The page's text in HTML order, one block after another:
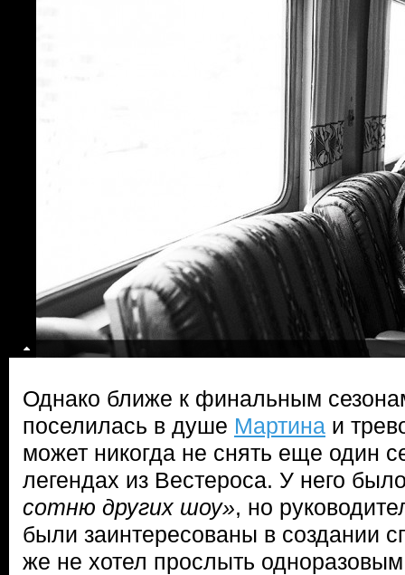
Однако ближе к финальным
поселилась в душе Мартина и
может никогда не снять еще один
легендах из Вестероса. У него
сотню других шоу», но
были заинтересованы в создании
же не хотел прослыть